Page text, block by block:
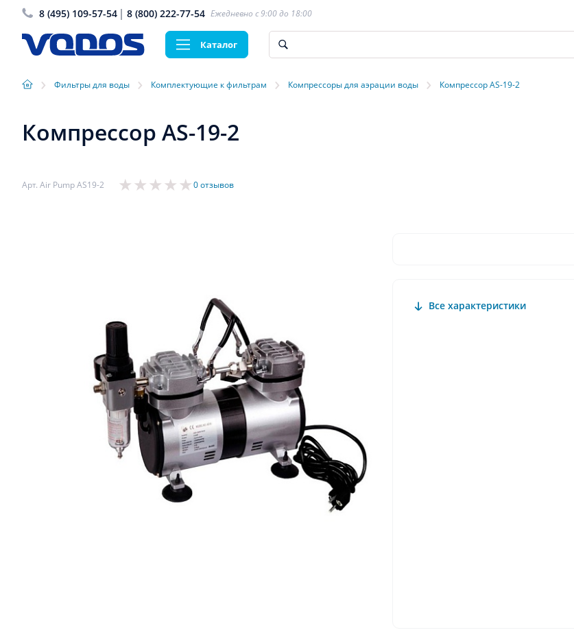
8 (495) 109-57-54 8 (800) 222-77-54 Ежедневно с 9:00 до 18:00
Каталог
› Фильтры для воды › Комплектующие к фильтрам › Компрессоры для аэрации воды › Компрессор AS-19-2
Компрессор AS-19-2
Арт. Air Pump АS19-2 0 отзывов
Все характеристики